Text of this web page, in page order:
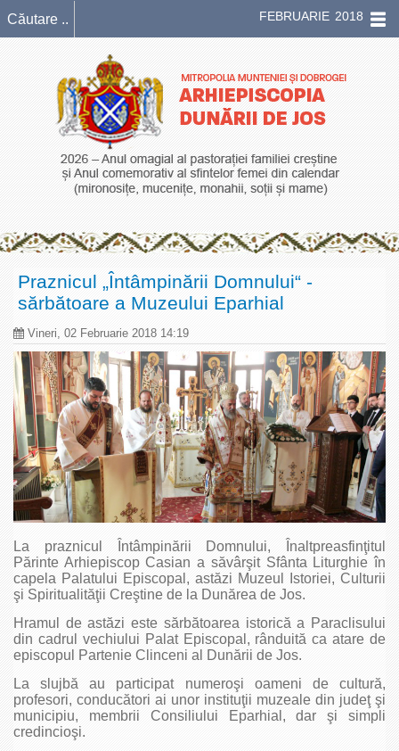
FEBRUARIE 2018
Praznicul „Întâmpinării Domnului“ -
sărbătoare a Muzeului Eparhial
Vineri, 02 Februarie 2018 14:19
La praznicul Întâmpinării Domnului, Înaltpreasfinţitul
Părinte Arhiepiscop Casian a săvârşit Sfânta Liturghie în
capela Palatului Episcopal, astăzi Muzeul Istoriei, Culturii
şi Spiritualităţii Creştine de la Dunărea de Jos.
Hramul de astăzi este sărbătoarea istorică a Paraclisului
din cadrul vechiului Palat Episcopal, rânduită ca atare de
episcopul Partenie Clinceni al Dunării de Jos.
La slujbă au participat numeroşi oameni de cultură,
profesori, conducători ai unor instituţii muzeale din judeţ şi
municipiu, membrii Consiliului Eparhial, dar şi simpli
credincioşi.